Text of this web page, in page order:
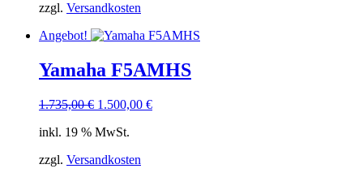
zzgl. Versandkosten
Angebot!
Yamaha F5AMHS
1.735,00€ Ursprünglicher
war:
1.500,00 €Aktueller
inkl. 19 % MwSt.
zzgl. Versandkosten